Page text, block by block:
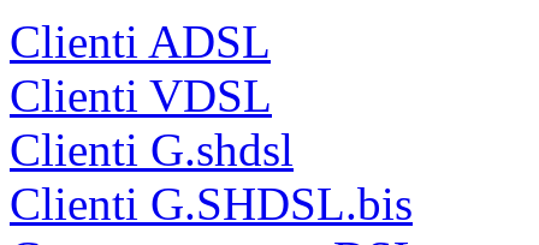
Clienti ADSL
Clienti VDSL
Clienti G.shdsl
Clienti G.SHDSL.bis